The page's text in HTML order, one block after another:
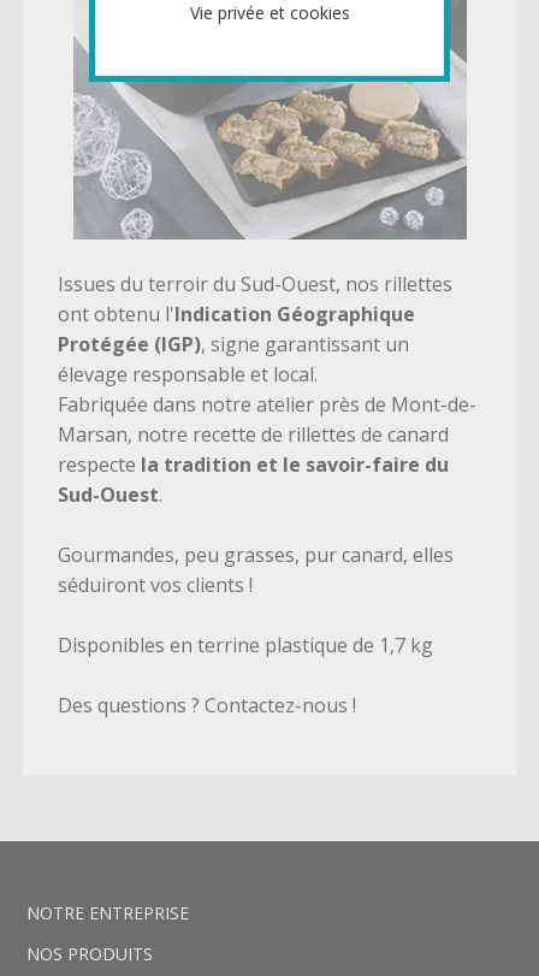
Issues du terroir du Sud-Ouest, nos rillettes
ont obtenu l'Indication Géographique
Protégée (IGP), signe garantissant un
élevage responsable et local.
Fabriquée dans notre atelier près de Mont-de-
Marsan, notre recette de rillettes de canard
respecte la tradition et le savoir-faire du
Sud-Ouest.
Gourmandes, peu grasses, pur canard, elles
séduiront vos clients !
Disponibles en terrine plastique de 1,7 kg
Des questions ? Contactez-nous !
NOTRE ENTREPRISE
NOS PRODUITS
Vie privée et cookies